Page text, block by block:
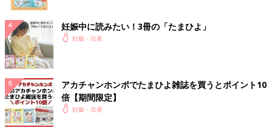
同じ食材でも、炒める､焼く、煮る、蒸すなど
調理法を替えるだけでも変化します。レパート
て目先を変えたメニューにしたいが難しい…と
いうときにおすすめのメニューです。
焼きがつお、ブロッコリーのあえもの
妊娠中に読みたい！3冊の「たまひよ」
妊娠・出産
アカチャンホンポでたまひよ雑誌を買うとポイント10
倍【期間限定】
妊娠・出産